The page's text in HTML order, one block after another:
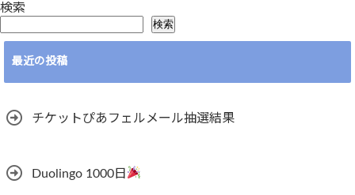
検索
検索
最近の投稿
チケットぴあフェルメール抽選結果
Duolingo 1000日